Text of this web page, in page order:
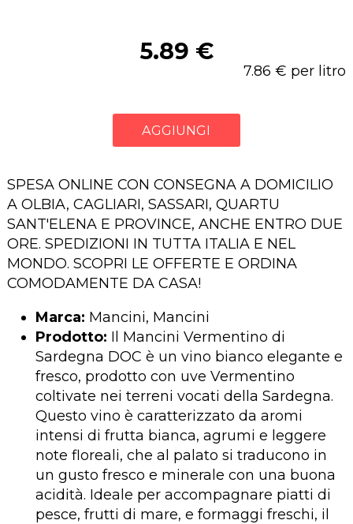
5.89 €
7.86 € per litro
AGGIUNGI
SPESA ONLINE CON CONSEGNA A DOMICILIO
A OLBIA, CAGLIARI, SASSARI, QUARTU
SANT'ELENA E PROVINCE, ANCHE ENTRO DUE
ORE. SPEDIZIONI IN TUTTA ITALIA E NEL
MONDO. SCOPRI LE OFFERTE E ORDINA
COMODAMENTE DA CASA!
Marca: Mancini, Mancini
Prodotto: Il Mancini Vermentino di
Sardegna DOC è un vino bianco elegante e
fresco, prodotto con uve Vermentino
coltivate nei terreni vocati della Sardegna.
Questo vino è caratterizzato da aromi
intensi di frutta bianca, agrumi e leggere
note floreali, che al palato si traducono in
un gusto fresco e minerale con una buona
acidità. Ideale per accompagnare piatti di
pesce, frutti di mare, e formaggi freschi, il